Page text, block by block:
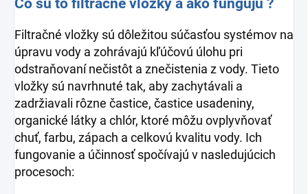
Filtračné vložky sú dôležitou súčasťou systémov na
úpravu vody a zohrávajú kľúčovú úlohu pri
odstraňovaní nečistôt a znečistenia z vody. Tieto
vložky sú navrhnuté tak, aby zachytávali a
zadržiavali rôzne častice, častice usadeniny,
organické látky a chlór, ktoré môžu ovplyvňovať
chuť, farbu, zápach a celkovú kvalitu vody. Ich
fungovanie a účinnosť spočívajú v nasledujúcich
procesoch: